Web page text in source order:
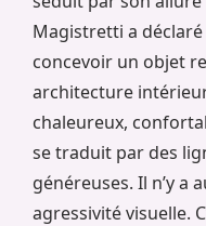
Magistretti a déclaré
concevoir un objet
architecture
chaleureux,
se traduit par des
généreuses. Il n’y a
agressivité visuelle.